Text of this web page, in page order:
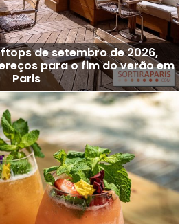
de setembro de 2026,
para o fim do verão em
Paris